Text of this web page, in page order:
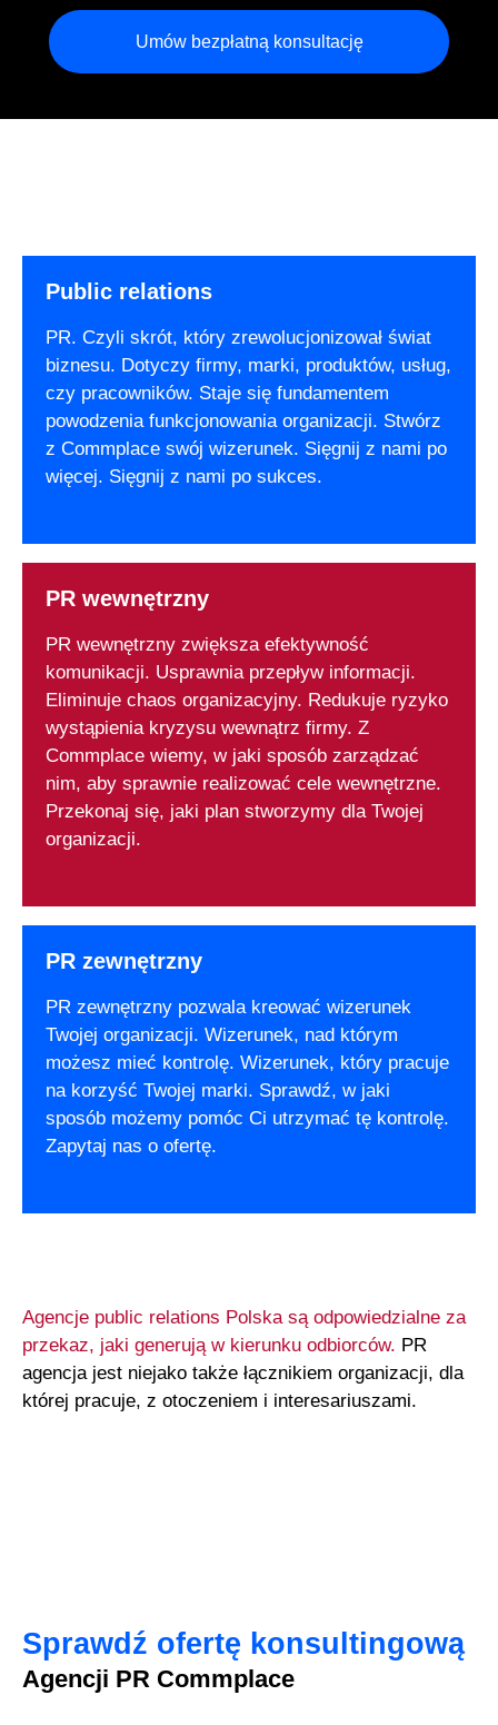
Umów bezpłatną konsultację
Public relations
PR. Czyli skrót, który zrewolucjonizował świat
biznesu. Dotyczy firmy, marki, produktów, usług,
czy pracowników. Staje się fundamentem
powodzenia funkcjonowania organizacji. Stwórz
z Commplace swój wizerunek. Sięgnij z nami po
więcej. Sięgnij z nami po sukces.
PR wewnętrzny
PR wewnętrzny zwiększa efektywność
komunikacji. Usprawnia przepływ informacji.
Eliminuje chaos organizacyjny. Redukuje ryzyko
wystąpienia kryzysu wewnątrz firmy. Z
Commplace wiemy, w jaki sposób zarządzać
nim, aby sprawnie realizować cele wewnętrzne.
Przekonaj się, jaki plan stworzymy dla Twojej
organizacji.
PR zewnętrzny
PR zewnętrzny pozwala kreować wizerunek
Twojej organizacji. Wizerunek, nad którym
możesz mieć kontrolę. Wizerunek, który pracuje
na korzyść Twojej marki. Sprawdź, w jaki
sposób możemy pomóc Ci utrzymać tę kontrolę.
Zapytaj nas o ofertę.
Agencje public relations Polska są odpowiedzialne za
przekaz, jaki generują w kierunku odbiorców. PR
agencja jest niejako także łącznikiem organizacji, dla
której pracuje, z otoczeniem i interesariuszami.
Sprawdź ofertę konsultingową
Agencji PR Commplace